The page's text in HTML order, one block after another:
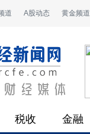
道 A股动态 黄金频道
税收 金融